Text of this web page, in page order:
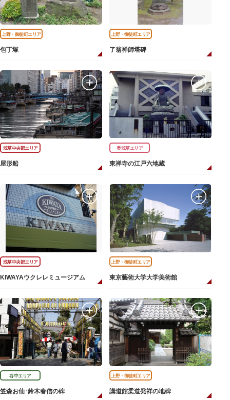
上野・御徒町エリア
包丁塚
上野・御徒町エリア
了翁禅師塔碑
浅草中央部エリア
屋形船
奥浅草エリア
東禅寺の江戸六地蔵
浅草中央部エリア
KIWAYAウクレレミュージアム
上野・御徒町エリア
東京藝術大学大学美術館
谷中エリア
笠森お仙･鈴木春信の碑
上野・御徒町エリア
講道館柔道発祥の地碑